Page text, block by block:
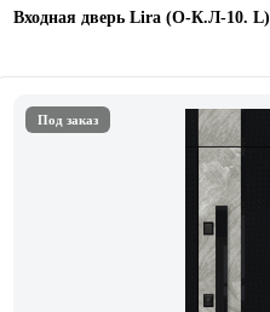
Входная дверь Lira (О-К.Л-10. L)
Под заказ